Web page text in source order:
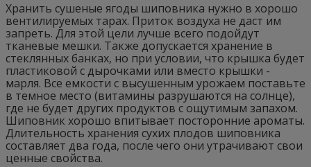
Хранить сушеные ягоды шиповника нужно в хорошо
вентилируемых тарах. Приток воздуха не даст им
запреть. Для этой цели лучше всего подойдут
тканевые мешки. Также допускается хранение в
стеклянных банках, но при условии, что крышка будет
пластиковой с дырочками или вместо крышки -
марля. Все емкости с высушенным урожаем поставьте
в темное место (витамины разрушаются на солнце),
где не будет других продуктов с ощутимым запахом.
Шиповник хорошо впитывает посторонние ароматы.
Длительность хранения сухих плодов шиповника
составляет два года, после чего они утрачивают свои
ценные свойства.